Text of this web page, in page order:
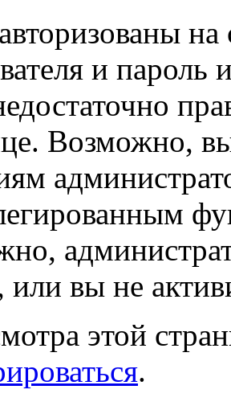
на
и пароль
Возможно,
или вы не
этой
.